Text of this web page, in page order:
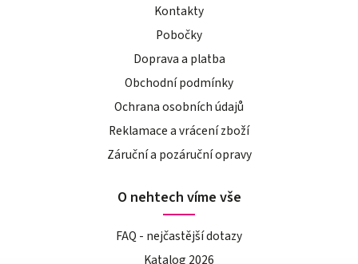
Kontakty
Pobočky
Doprava a platba
Obchodní podmínky
Ochrana osobních údajů
Reklamace a vrácení zboží
Záruční a pozáruční opravy
O nehtech víme vše
FAQ - nejčastější dotazy
Katalog 2026